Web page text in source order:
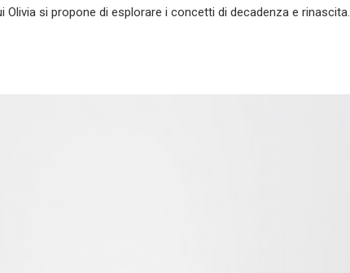
si propone di esplorare i concetti di decadenza e rinascita.